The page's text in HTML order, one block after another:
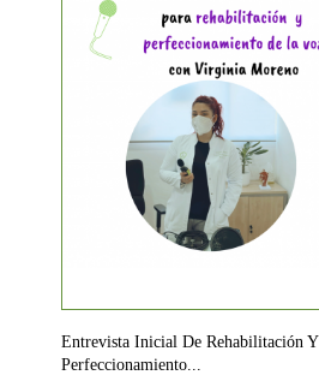
Entrevista Inicial De Rehabilitación Y
Perfeccionamiento...